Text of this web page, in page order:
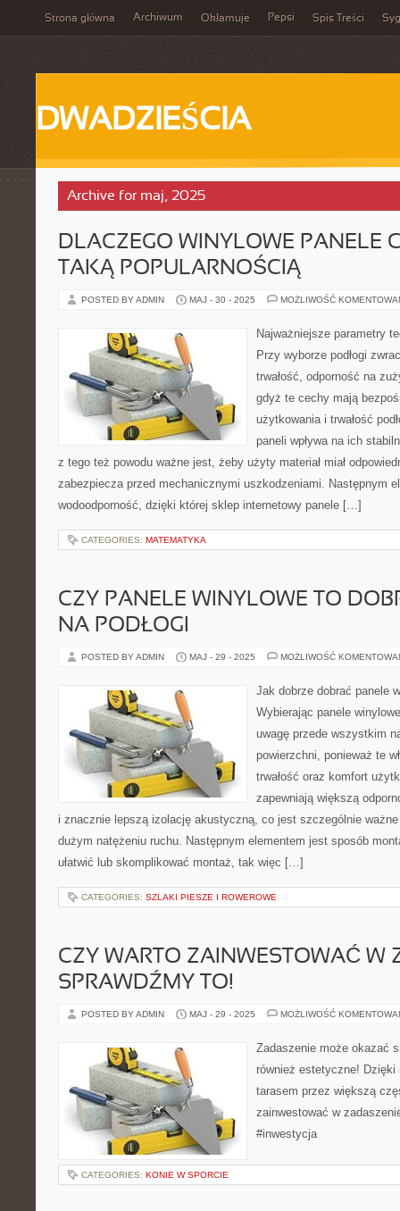
Strona główna Archiwum Okłamuje Pepsi Spis Treści
DWADZIEŚCIA
Archive for maj, 2025
DLACZEGO WINYLOWE PANELE
TAKĄ POPULARNOŚCIĄ
POSTED BY ADMIN MAJ - 30 - 2025 MOŻLIWOŚĆ
Najważniejsze parametry
Przy wyborze podłogi
trwałość, odporność na
gdyż te cechy mają
użytkowania i trwałość
paneli wpływa na ich
z tego też powodu ważne jest, żeby użyty materiał miał
zabezpiecza przed mechanicznymi uszkodzeniami. Następnym
wodoodporność, dzięki której sklep internetowy panele […]
CATEGORIES: MATEMATYKA
CZY PANELE WINYLOWE TO
NA PODŁOGI
POSTED BY ADMIN MAJ - 29 - 2025 MOŻLIWOŚĆ
Jak dobrze dobrać panele
Wybierając panele
uwagę przede wszystkim
powierzchni, ponieważ te
trwałość oraz komfort
zapewniają większą
i znacznie lepszą izolację akustyczną, co jest szczególnie
dużym natężeniu ruchu. Następnym elementem jest sposób
ułatwić lub skomplikować montaż, tak więc […]
CATEGORIES: SZLAKI PIESZE I ROWEROWE
CZY WARTO ZAINWESTOWAĆ W
SPRAWDŹMY TO!
POSTED BY ADMIN MAJ - 29 - 2025 MOŻLIWOŚĆ
Zadaszenie może okazać
również estetyczne!
tarasem przez większą
zainwestować w
#inwestycja
CATEGORIES: KONIE W SPORCIE